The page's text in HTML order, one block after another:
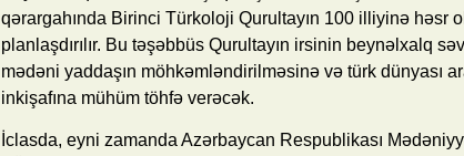
qərargahında Birinci Türkoloji Qurultayın 100 illiyinə həsr
planlaşdırılır. Bu təşəbbüs Qurultayın irsinin beynəlxalq
mədəni yaddaşın möhkəmləndirilməsinə və türk dünyası
inkişafına mühüm töhfə verəcək.
İclasda, eyni zamanda Azərbaycan Respublikası